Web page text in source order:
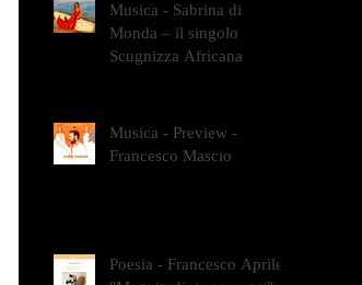
Musica - Sabrina di
Monda – il singolo
Scugnizza Africana
Musica - Preview -
Francesco Mascio
Poesia - Francesco Aprile -